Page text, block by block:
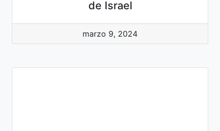
de Israel
marzo 9, 2024